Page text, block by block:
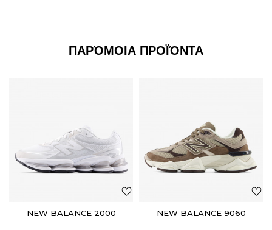
ΠΑΡΌΜΟΙΑ ΠΡΟΪΌΝΤΑ
NEW BALANCE 2000 NEW BALANCE 9060